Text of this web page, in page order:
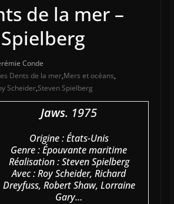
de la mer –
Conde
Dents de la mer,Mers et océans,
Scheider,Steven Spielberg
Jaws. 1975
Origine : États-Unis
Genre : Épouvante maritime
Réalisation : Steven Spielberg
Avec : Roy Scheider, Richard
Dreyfuss, Robert Shaw, Lorraine
Gary…